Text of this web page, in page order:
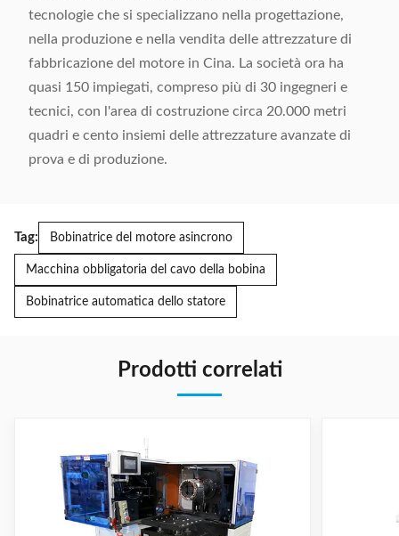
tecnologie che si specializzano nella progettazione,
nella produzione e nella vendita delle attrezzature di
fabbricazione del motore in Cina. La società ora ha
quasi 150 impiegati, compreso più di 30 ingegneri e
tecnici, con l'area di costruzione circa 20.000 metri
quadri e cento insiemi delle attrezzature avanzate di
prova e di produzione.
Tag: Bobinatrice del motore asincrono
Macchina obbligatoria del cavo della bobina
Bobinatrice automatica dello statore
Prodotti correlati